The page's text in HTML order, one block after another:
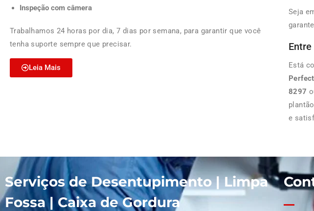
Inspeção com câmera
Trabalhamos 24 horas por dia, 7 dias por semana, para garantir que você
tenha suporte sempre que precisar.
Leia Mais
Seja
Está
Perfect
8297
e
Serviços de Desentupimento | Limpa
Fossa | Caixa de Gordura